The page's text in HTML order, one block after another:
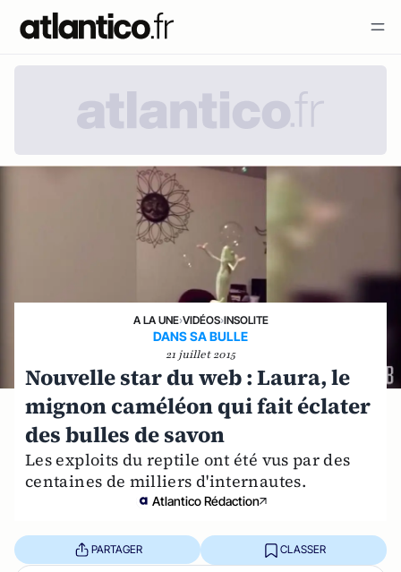
A LA UNE›VIDÉOS›INSOLITE
DANS SA BULLE
21 juillet 2015
Nouvelle star du web : Laura, le
mignon caméléon qui fait éclater
des bulles de savon
Les exploits du reptile ont été vus par des
centaines de milliers d'internautes.
Atlantico Rédaction
PARTAGER CLASSER